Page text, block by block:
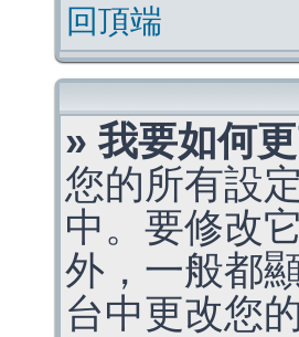
回頂端
» 我要如何
您的所有設
中。要修改
外，一般都
台中更改您